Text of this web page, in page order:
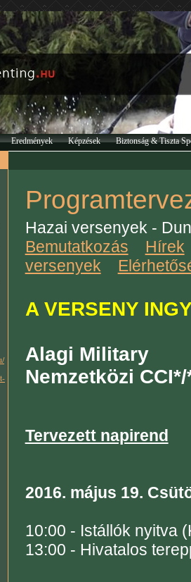
Eredmények Képzések Biztonság & Tiszta
Hazai versenyek -
Bemutatkozás
Hírek
versenyek
A VERSENY
Alagi Military
Nemzetközi
Tervezett napirend
2016. május 19.
10:00 - Istállók nyitva
13:00 - Hivatalos